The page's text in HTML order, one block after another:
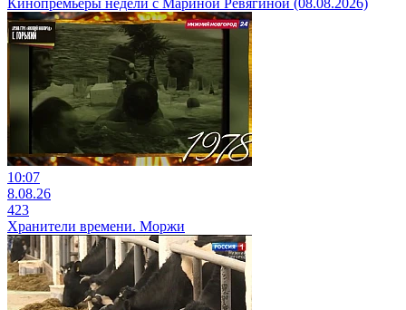
10:07
8.08.26
423
Хранители времени. Моржи